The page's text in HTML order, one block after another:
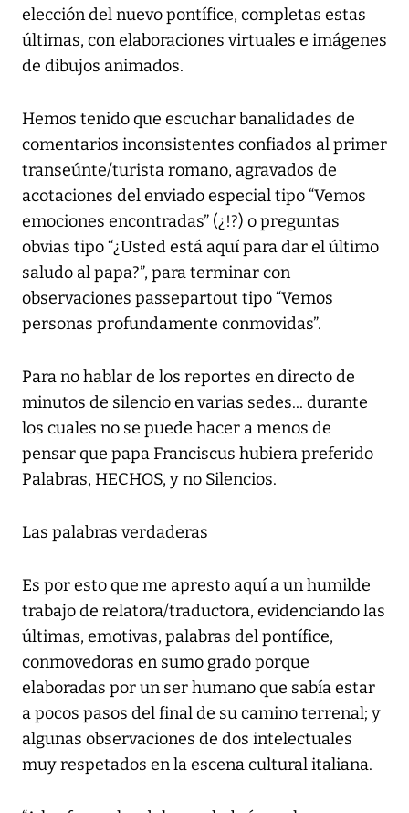
elección del nuevo pontífice, completas estas
últimas, con elaboraciones virtuales e imágenes
de dibujos animados.
Hemos tenido que escuchar banalidades de
comentarios inconsistentes confiados al primer
transeúnte/turista romano, agravados de
acotaciones del enviado especial tipo “Vemos
emociones encontradas” (¿!?) o preguntas
obvias tipo “¿Usted está aquí para dar el último
saludo al papa?”, para terminar con
observaciones passepartout tipo “Vemos
personas profundamente conmovidas”.
Para no hablar de los reportes en directo de
minutos de silencio en varias sedes... durante
los cuales no se puede hacer a menos de
pensar que papa Franciscus hubiera preferido
Palabras, HECHOS, y no Silencios.
Las palabras verdaderas
Es por esto que me apresto aquí a un humilde
trabajo de relatora/traductora, evidenciando las
últimas, emotivas, palabras del pontífice,
conmovedoras en sumo grado porque
elaboradas por un ser humano que sabía estar
a pocos pasos del final de su camino terrenal; y
algunas observaciones de dos intelectuales
muy respetados en la escena cultural italiana.